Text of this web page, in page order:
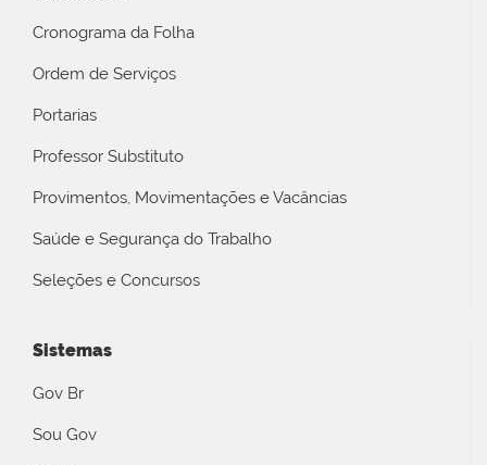
Cronograma da Folha
Ordem de Serviços
Portarias
Professor Substituto
Provimentos, Movimentações e Vacâncias
Saúde e Segurança do Trabalho
Seleções e Concursos
Sistemas
Gov Br
Sou Gov